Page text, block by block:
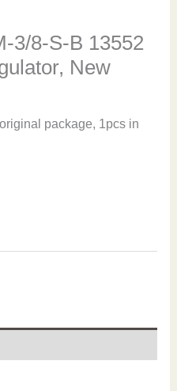
3/8-S-B 13552
New
package, 1pcs in